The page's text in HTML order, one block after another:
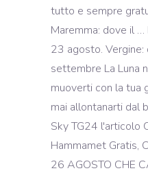
tutto e sempre
Maremma: dove il
23 agosto.
settembre La Luna
muoverti con la tua
mai allontanarti dal
Sky TG24 l'articolo
Hammamet Gratis,
26 AGOSTO CHE